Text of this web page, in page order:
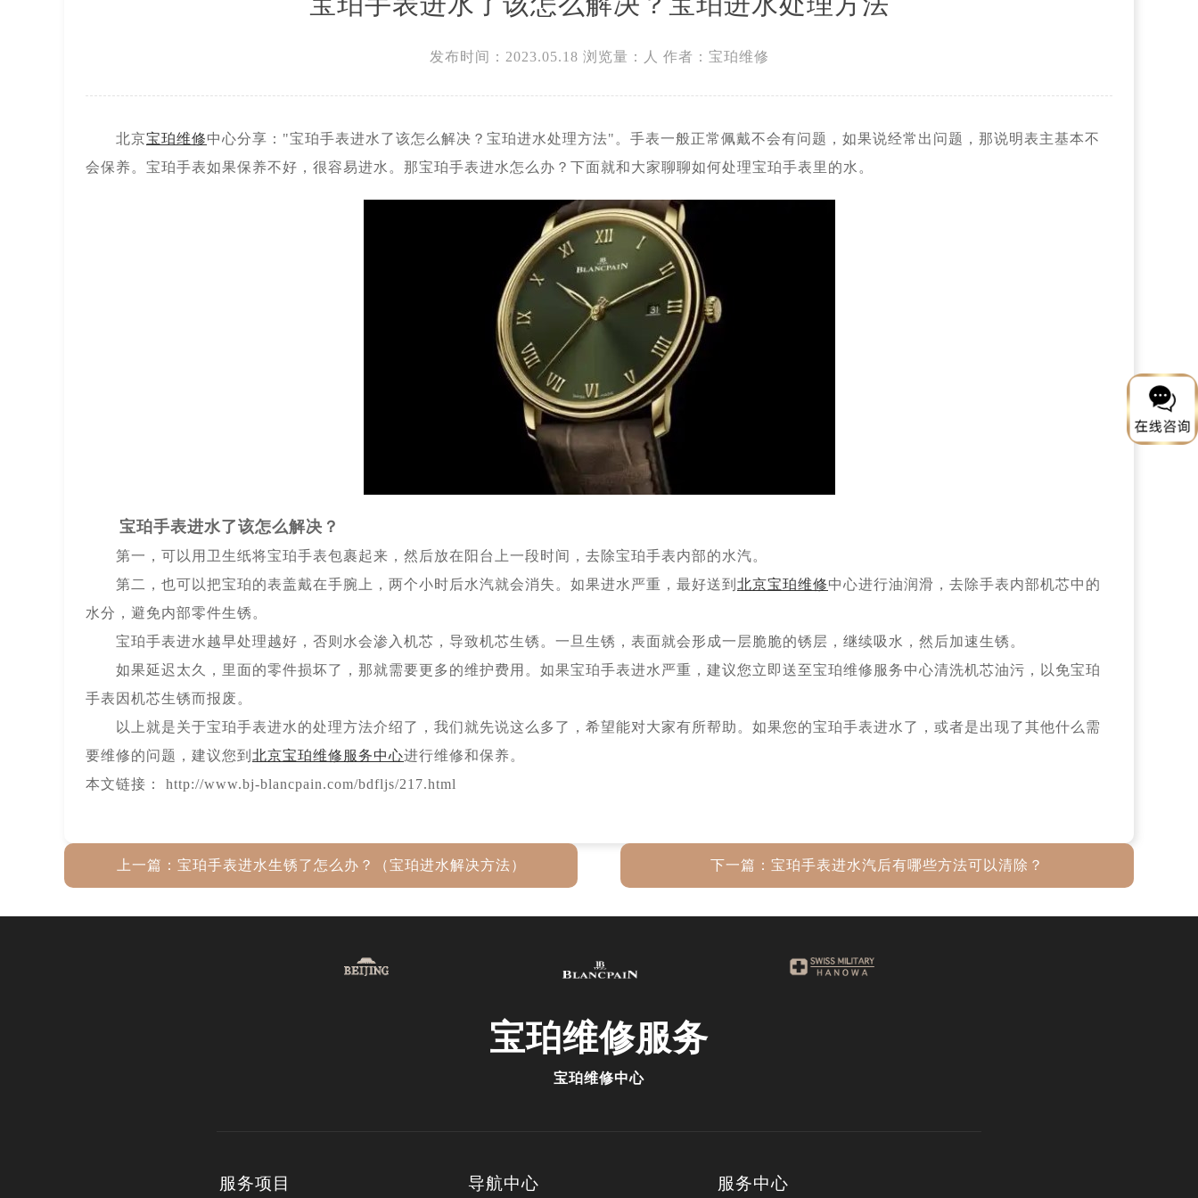
发布时间：2023.05.18 浏览量： 人 作者：宝珀维修
北京宝珀维修中心分享："宝珀手表进水了该怎么解决？宝珀进水处理方法"。手表一般正常佩戴不会有问题，如果说经常出问题，那说明表主基本不
会保养。宝珀手表如果保养不好，很容易进水。那宝珀手表进水怎么办？下面就和大家聊聊如何处理宝珀手表里的水。
宝珀手表进水了该怎么解决？
第一，可以用卫生纸将宝珀手表包裹起来，然后放在阳台上一段时间，去除宝珀手表内部的水汽。
第二，也可以把宝珀的表盖戴在手腕上，两个小时后水汽就会消失。如果进水严重，最好送到 北京宝珀维修中心进行油润滑，去除手表内部机芯中的
水分，避免内部零件生锈。
宝珀手表进水越早处理越好，否则水会渗入机芯，导致机芯生锈。一旦生锈，表面就会形成一层脆脆的锈层，继续吸水，然后加速生锈。
如果延迟太久，里面的零件损坏了，那就需要更多的维护费用。如果宝珀手表进水严重，建议您立即送至宝珀维修服务中心清洗机芯油污，以免宝珀
手表因机芯生锈而报废。
以上就是关于宝珀手表进水的处理方法介绍了，我们就先说这么多了，希望能对大家有所帮助。如果您的宝珀手表进水了，或者是出现了其他什么需
要维修的问题，建议您到 北京宝珀维修服务中心进行维修和保养。
本文链接： http://www.bj-blancpain.com/bdfljs/217.html
上一篇： 宝珀手表进水生锈了怎么办？（宝珀进水解决方法） 下一篇： 宝珀手表进水汽后有哪些方法可以清除？
宝珀维修服务
宝珀维修中心
服务项目 导航中心 服务中心